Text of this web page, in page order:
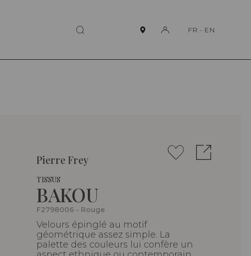
FR - EN
Pierre Frey
TISSUS
BAKOU
F2798006 - Rouge
Velours épinglé au motif
géométrique assez simple. La
palette des couleurs lui confère un